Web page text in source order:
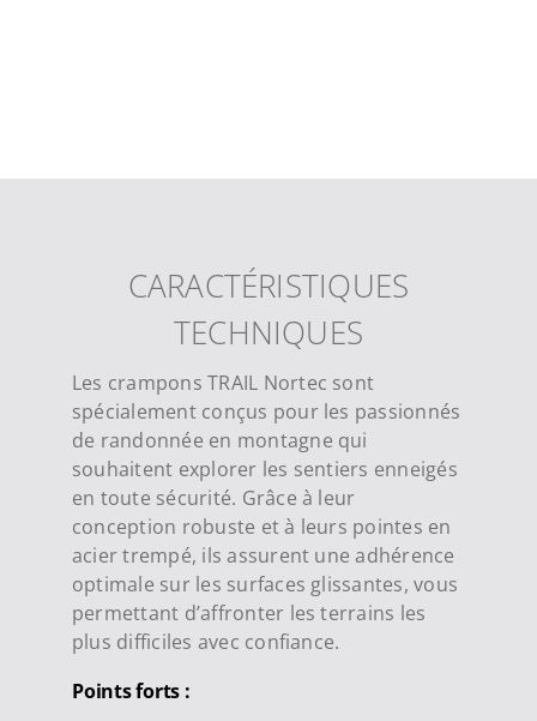
CARACTÉRISTIQUES
TECHNIQUES
Les crampons TRAIL Nortec sont
spécialement conçus pour les passionnés
de randonnée en montagne qui
souhaitent explorer les sentiers enneigés
en toute sécurité. Grâce à leur
conception robuste et à leurs pointes en
acier trempé, ils assurent une adhérence
optimale sur les surfaces glissantes, vous
permettant d’affronter les terrains les
plus difficiles avec confiance.
Points forts :